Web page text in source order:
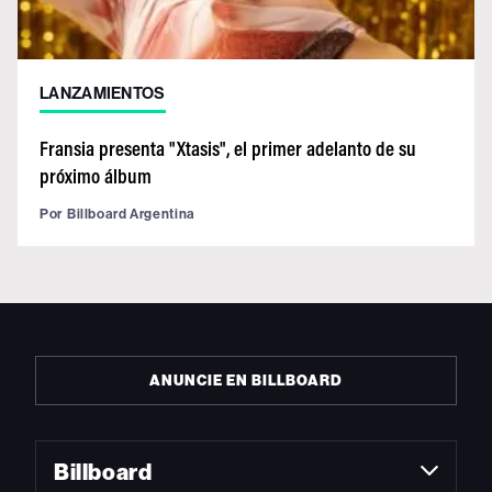
LANZAMIENTOS
Fransia presenta "Xtasis", el primer adelanto de su
próximo álbum
Por Billboard Argentina
ANUNCIE EN BILLBOARD
Billboard